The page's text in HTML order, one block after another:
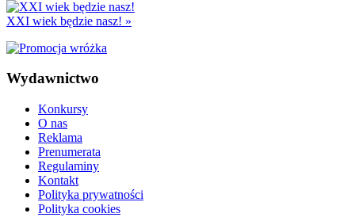
XXI wiek będzie nasz! »
Wydawnictwo
Konkursy
O nas
Reklama
Prenumerata
Regulaminy
Kontakt
Polityka prywatności
Polityka cookies